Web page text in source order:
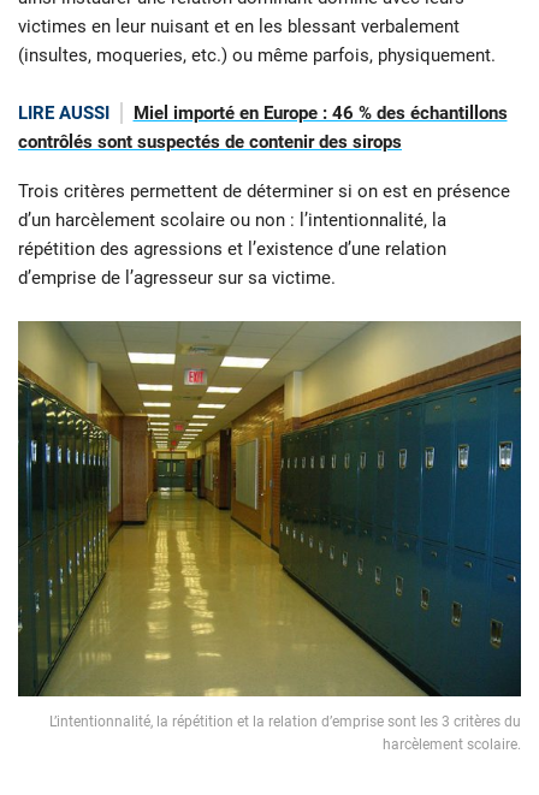
victimes en leur nuisant et en les blessant verbalement
(insultes, moqueries, etc.) ou même parfois, physiquement.
LIRE AUSSI
Miel importé en Europe : 46 % des échantillons
contrôlés sont suspectés de contenir des sirops
Trois critères permettent de déterminer si on est en présence
d’un harcèlement scolaire ou non : l’intentionnalité, la
répétition des agressions et l’existence d’une relation
d’emprise de l’agresseur sur sa victime.
L’intentionnalité, la répétition et la relation d’emprise sont les 3 critères du
harcèlement scolaire.